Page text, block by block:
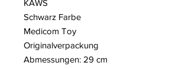
KAWS
Schwarz Farbe
Medicom Toy
Originalverpackung
Abmessungen: 29 cm